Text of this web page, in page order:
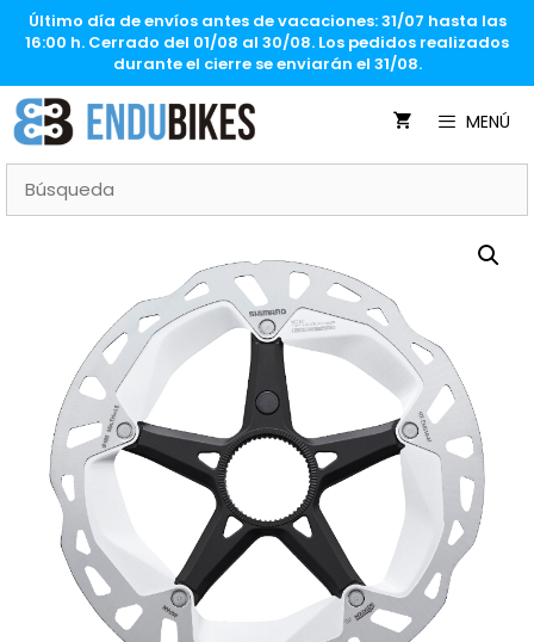
SaltarÚltimo día de envíos antes de vacaciones: 31/07 hasta las
16:00 h. Cerrado del 01/08 al 30/08. Los pedidos realizados
durante el cierre se enviarán el 31/08.
MENÚ